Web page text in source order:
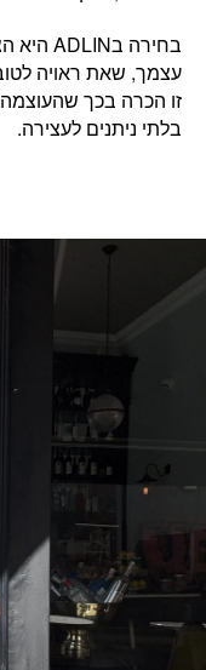
בחירה בADLIN היא הצהרה. זו
עצמך, שאת ראויה
זו הכרה בכך
בלתי ניתנים לעצירה.